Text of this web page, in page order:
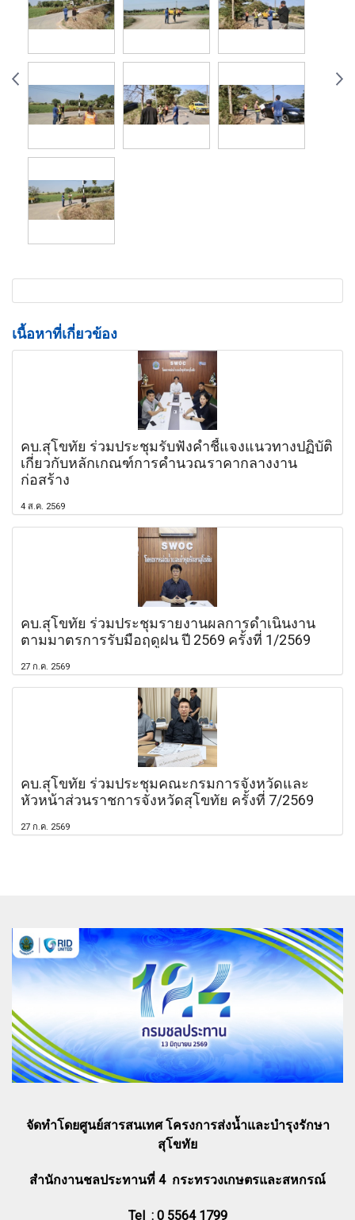
เนื้อหาที่เกี่ยวข้อง
คบ.สุโขทัย ร่วมประชุมรับฟังคำชี้แจงแนวทางปฏิบัติ
เกี่ยวกับหลักเกณฑ์การคำนวณราคากลางงาน
ก่อสร้าง
4 ส.ค. 2569
คบ.สุโขทัย ร่วมประชุมรายงานผลการดำเนินงาน
ตามมาตรการรับมือฤดูฝน ปี 2569 ครั้งที่ 1/2569
27 ก.ค. 2569
คบ.สุโขทัย ร่วมประชุมคณะกรมการจังหวัดและ
หัวหน้าส่วนราชการจังหวัดสุโขทัย ครั้งที่ 7/2569
27 ก.ค. 2569
จัดทำโดยศูนย์สารสนเทศ โครงการส่งน้ำและบำรุงรักษา
สุโขทัย
สำนักงานชลประทานที่ 4 กระทรวงเกษตรและสหกรณ์
Tel : 0 5564 1799